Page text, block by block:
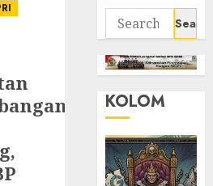
Search
for:
KOLOM